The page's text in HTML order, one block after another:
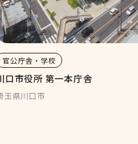
官公庁舎・学校
口市役所 第一本庁舎
玉県川口市